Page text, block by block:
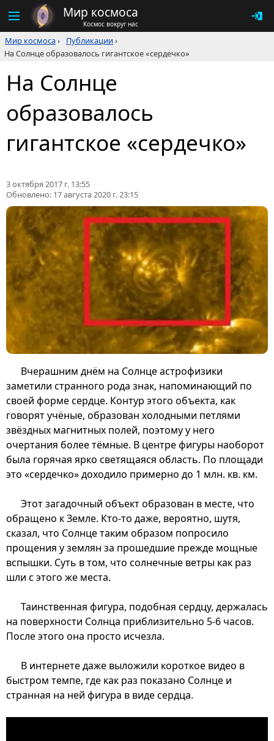
Мир космоса
Космос вокруг нас
Мир космоса› Публикации›
На Солнце образовалось гигантское «сердечко»
На Солнце
образовалось
гигантское «сердечко»
3 октября 2017 г. 13:55
Обновлено: 17 августа 2020 г. 23:15
Вчерашним днём на Солнце астрофизики
заметили странного рода знак, напоминающий по
своей форме сердце. Контур этого объекта, как
говорят учёные, образован холодными петлями
звёздных магнитных полей, поэтому у него
очертания более тёмные. В центре фигуры наоборот
была горячая ярко светящаяся область. По площади
это «сердечко» доходило примерно до 1 млн. кв. км.
Этот загадочный объект образован в месте, что
обращено к Земле. Кто-то даже, вероятно, шутя,
сказал, что Солнце таким образом попросило
прощения у землян за прошедшие прежде мощные
вспышки. Суть в том, что солнечные ветры как раз
шли с этого же места.
Таинственная фигура, подобная сердцу, держалась
на поверхности Солнца приблизительно 5-6 часов.
После этого она просто исчезла.
В интернете даже выложили короткое видео в
быстром темпе, где как раз показано Солнце и
странная на ней фигура в виде сердца.